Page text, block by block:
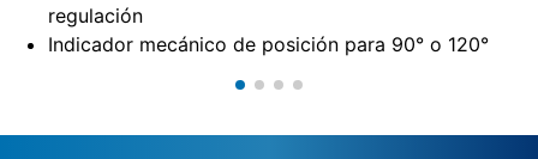
regulación
Indicador mecánico de posición para 90° o 120°